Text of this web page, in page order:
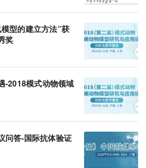
型的建立方法”获
奖
-2018模式动物领域
问答-国际抗体验证